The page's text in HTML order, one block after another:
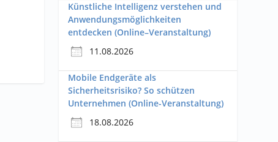
Künstliche Intelligenz verstehen und
Anwendungsmöglichkeiten
entdecken (Online–Veranstaltung)
11.08.2026
Mobile Endgeräte als
Sicherheitsrisiko? So schützen
Unternehmen (Online-Veranstaltung)
18.08.2026